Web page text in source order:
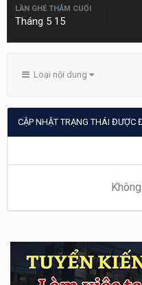
LẦN GHÉ THĂM CUỐI
Tháng 5 15
Loại nội dung
CẬP NHẬT TRẠNG THÁI ĐƯỢC